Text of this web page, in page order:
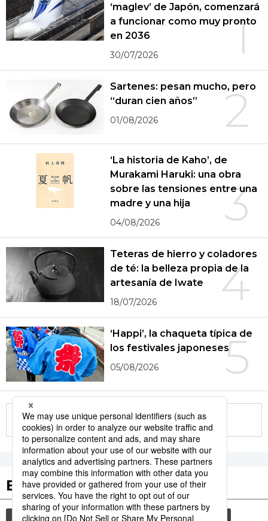
1
‘maglev’ de Japón, comenzará
a funcionar como muy pronto
en 2036
30/07/2026
2
Sartenes: pesan mucho, pero
“duran cien años”
01/08/2026
3
‘La historia de Kaho’, de
Murakami Haruki: una obra
sobre las tensiones entre una
madre y una hija
04/08/2026
4
Teteras de hierro y coladores
de té: la belleza propia de la
artesanía de Iwate
18/07/2026
5
‘Happi’, la chaqueta típica de
los festivales japoneses
05/08/2026
More in this series
Etiquetas destacadas
cultura sociedad gastronomía